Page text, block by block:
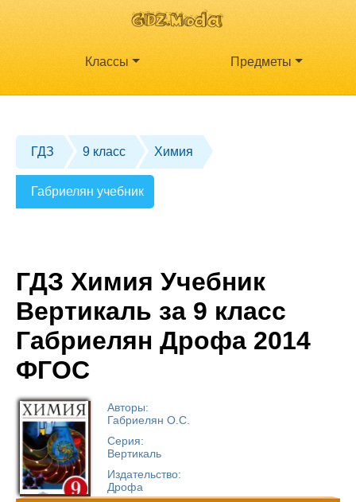
Классы Предметы
ГДЗ 9 класс Химия
Габриелян учебник
ГДЗ Химия Учебник
Вертикаль за 9 класс
Габриелян Дрофа 2014
ФГОС
Авторы:
Габриелян О.С.
Серия:
Вертикаль
Издательство:
Дрофа